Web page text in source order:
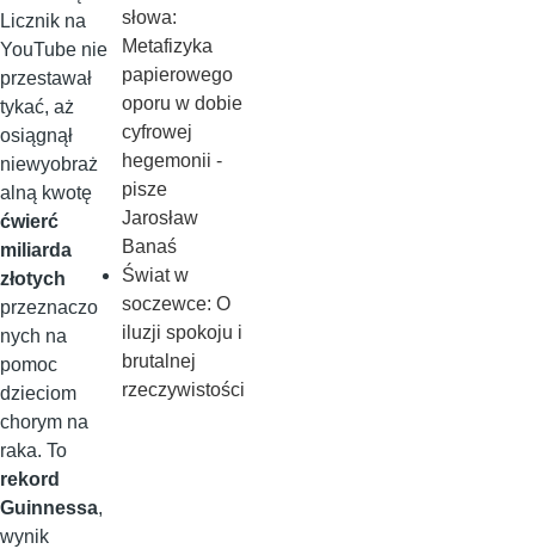
Licznik na
YouTube nie
przestawał
tykać, aż
osiągnął
niewyobraż
alną kwotę
ćwierć
miliarda
złotych
przeznaczo
nych na
pomoc
dzieciom
chorym na
raka. To
rekord
Guinnessa,
wynik
słowa:
Metafizyka
papierowego
oporu w dobie
cyfrowej
hegemonii -
pisze
Jarosław
Banaś
Świat w
soczewce: O
iluzji spokoju i
brutalnej
rzeczywistości